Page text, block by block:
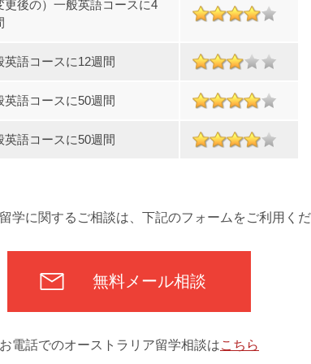
更後の）一般英語コースに4
英語コースに12週間
英語コースに50週間
英語コースに50週間
学に関するご相談は、下記のフォームをご利用く
無料メール相談
お電話でのオーストラリア留学相談はこちら